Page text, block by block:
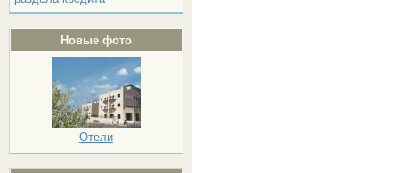
Новые фото
Отели